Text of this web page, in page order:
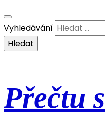
Vyhledávání
Přečtu